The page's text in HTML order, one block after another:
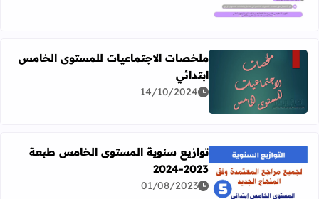
اقرأ المزيد عن ملخصات الاجتماعيات للمستوى الخامس
ملخصات الاجتماعيات للمستوى الخامس
ابتدائي
14/10/2024
اقرأ المزيد عن توازيع سنوية المستوى الخامس طبعة 2023-2024
توازيع سنوية المستوى الخامس طبعة
2023-2024
01/08/2023